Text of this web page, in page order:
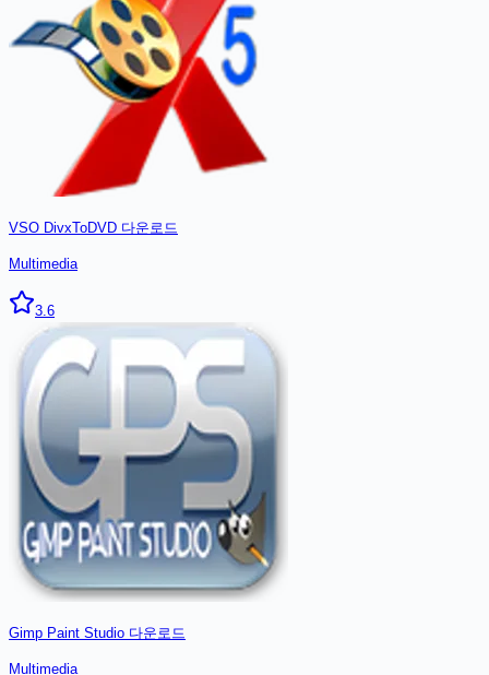
VSO DivxToDVD 다운로드
Multimedia
3.6
Gimp Paint Studio 다운로드
Multimedia